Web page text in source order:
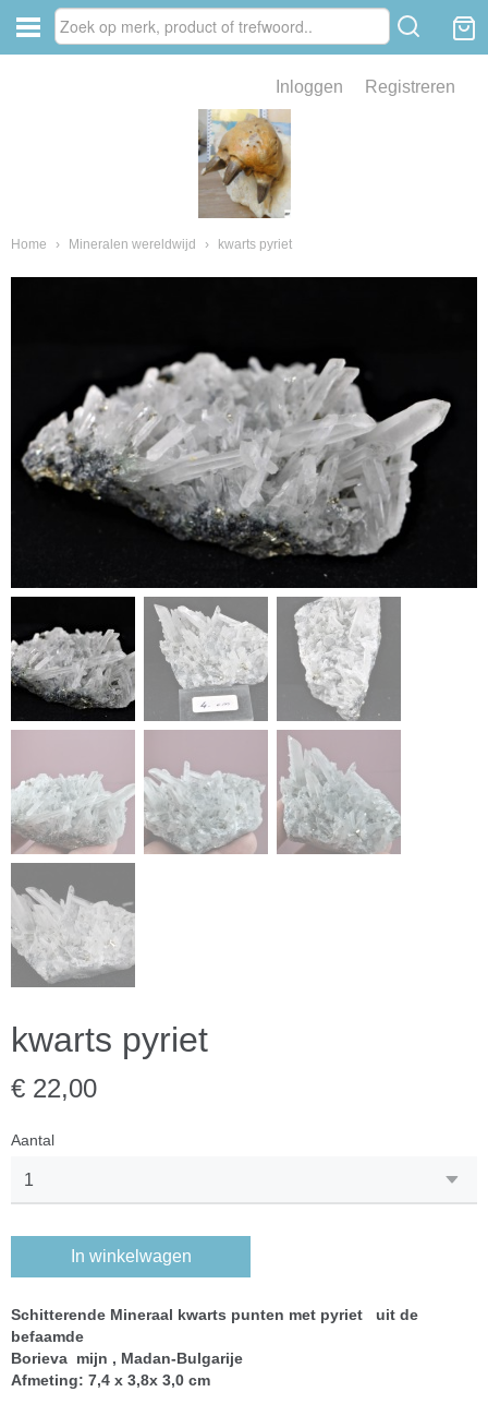
Inloggen Registreren
Home › Mineralen wereldwijd › kwarts pyriet
kwarts pyriet
€ 22,00
Aantal
In winkelwagen
Schitterende Mineraal kwarts punten met pyriet uit de
befaamde
Borieva mijn , Madan-Bulgarije
Afmeting: 7,4 x 3,8x 3,0 cm
van fossielen en mineralen